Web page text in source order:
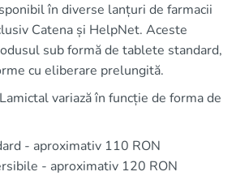
în diverse lanțuri de farmacii
Catena și HelpNet. Aceste
sub formă de tablete standard,
cu eliberare prelungită.
variază în funcție de forma de
- aproximativ 110 RON
- aproximativ 120 RON